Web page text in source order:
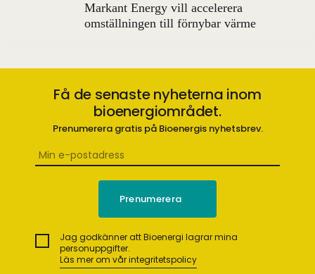
Markant Energy vill accelerera
omställningen till förnybar värme
Få de senaste nyheterna inom
bioenergiområdet.
Prenumerera gratis på Bioenergis nyhetsbrev.
Jag godkänner att Bioenergi lagrar mina
personuppgifter.
Läs mer om vår integritetspolicy